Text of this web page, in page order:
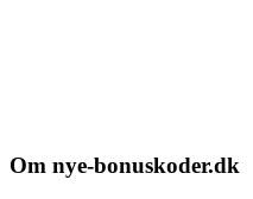
Om nye-bonuskoder.dk